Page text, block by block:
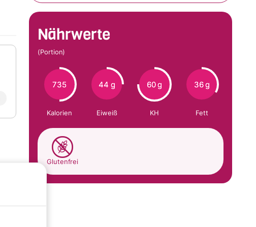
Nährwerte
(Portion)
735
Kalorien
44 g
Eiweiß
60 g
KH
36 g
Fett
Glutenfrei